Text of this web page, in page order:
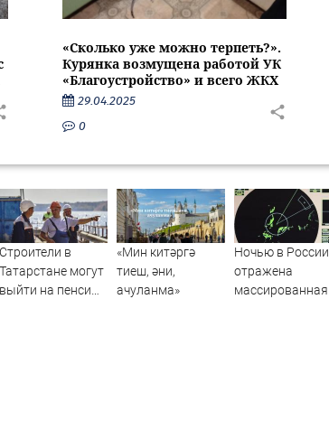
«Сколько уже можно терпеть?».
Курянка возмущена работой УК
«Благоустройство» и всего ЖКХ
29.04.2025
0
Строители в
Татарстане могут
выйти на пенсию
«Мин китәргә
тиеш, әни,
ачуланма»
Ночью в России
отражена
массированная